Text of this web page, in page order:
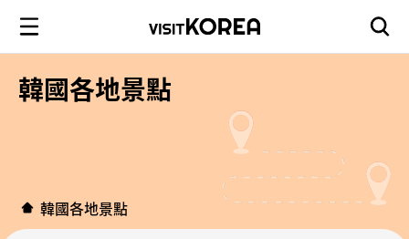
韓國各地景點
韓國各地景點